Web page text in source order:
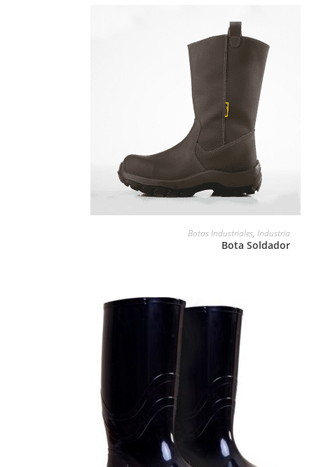
Botas Industriales,Industria
Bota Soldador